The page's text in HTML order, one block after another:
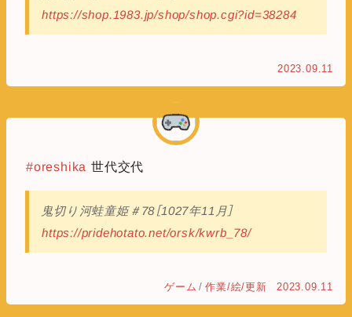
https://shop.1983.jp/shop/shop.cgi?id=38284
2023.09.11
#oreshika 世代交代
鬼切り河蛙童姫＃78［1027年11月］
https://pridehotato.net/orsk/kwrb_78/
ゲーム / 作業/絵/更新 2023.09.11